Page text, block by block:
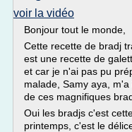
voir la vidéo
Bonjour tout le monde,
Cette recette de bradj
est une recette de
et car je n'ai pas pu
malade, Samy aya,
de ces magnifiques
Oui les bradjs c'est
printemps, c'est le